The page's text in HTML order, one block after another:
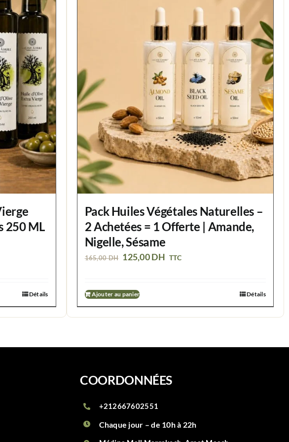
250 ML
Détails
Pack Huiles Végétales Naturelles –
2 Achetées = 1 Offerte | Amande,
Nigelle, Sésame
165,00DH Le
était :
165,00 DH.
125,00DHLe
125,00 DH.
TTC
Ajouter au panier Détails
COORDONNÉES
+212667602551
Chaque jour – de 10h à 22h